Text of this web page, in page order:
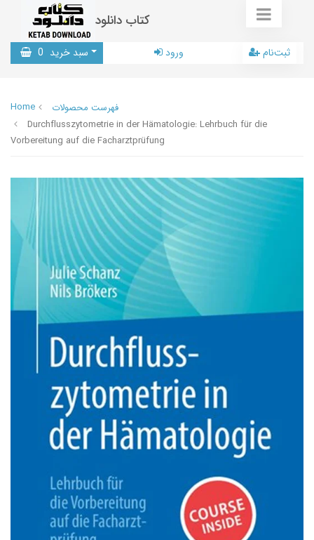
کتاب دانلود
سبد خرید 0 ورود ثبت‌نام
Home
فهرست محصولات
Durchflusszytometrie in der Hämatologie: Lehrbuch für die
Vorbereitung auf die Facharztprüfung